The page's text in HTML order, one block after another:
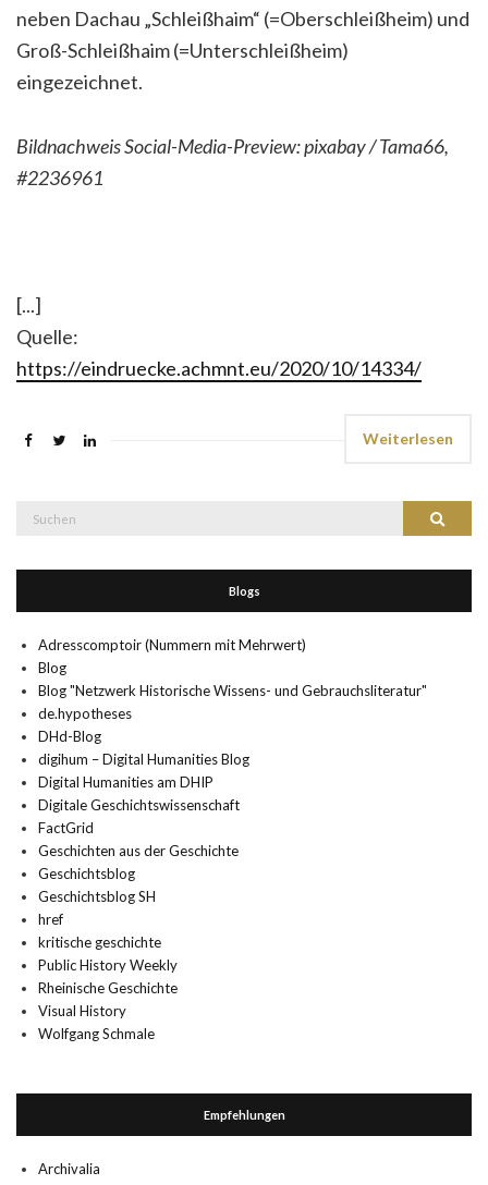
neben Dachau „Schleißhaim“ (=Oberschleißheim) und
Groß-Schleißhaim (=Unterschleißheim)
eingezeichnet.
Bildnachweis Social-Media-Preview: pixabay / Tama66,
#2236961
[...]
Quelle:
https://eindruecke.achmnt.eu/2020/10/14334/
Weiterlesen
Suchen
Blogs
Adresscomptoir (Nummern mit Mehrwert)
Blog
Blog "Netzwerk Historische Wissens- und Gebrauchsliteratur"
de.hypotheses
DHd-Blog
digihum – Digital Humanities Blog
Digital Humanities am DHIP
Digitale Geschichtswissenschaft
FactGrid
Geschichten aus der Geschichte
Geschichtsblog
Geschichtsblog SH
href
kritische geschichte
Public History Weekly
Rheinische Geschichte
Visual History
Wolfgang Schmale
Empfehlungen
Archivalia